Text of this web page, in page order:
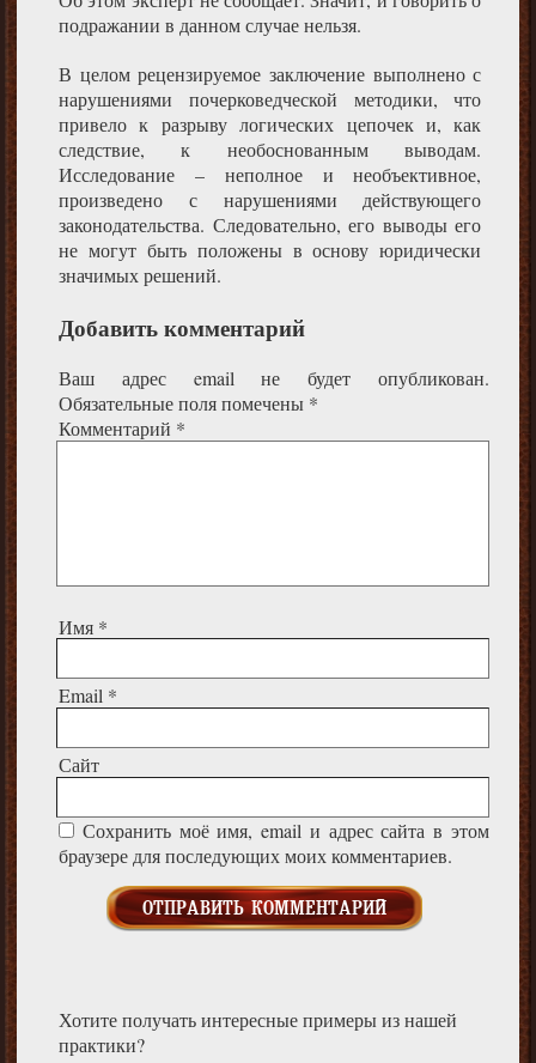
подражании в данном случае нельзя.
В целом рецензируемое заключение выполнено с
нарушениями почерковедческой методики, что
привело к разрыву логических цепочек и, как
следствие, к необоснованным выводам.
Исследование – неполное и необъективное,
произведено с нарушениями действующего
законодательства. Следовательно, его выводы его
не могут быть положены в основу юридически
значимых решений.
Добавить комментарий
Ваш адрес email не будет опубликован.
Обязательные поля помечены *
Комментарий *
Имя *
Email *
Сайт
Сохранить моё имя, email и адрес сайта в этом
браузере для последующих моих комментариев.
Хотите получать интересные примеры из нашей
практики?